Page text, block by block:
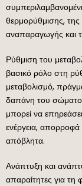
θερμορύθμισης, της
αναπαραγωγής και
Ρύθμιση του
βασικό ρόλο στη
μεταβολισμό,
δαπάνη του
μπορεί να
ενέργεια, απορροφά
απόβλητα.
Ανάπτυξη και
απαραίτητες για τη